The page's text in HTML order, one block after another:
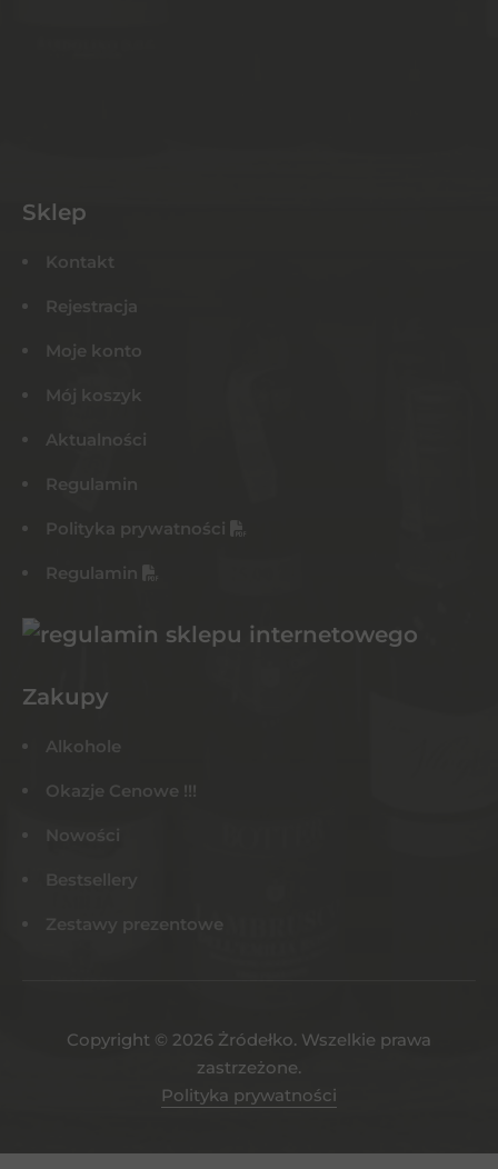
Sklep
Kontakt
Rejestracja
Moje konto
Mój koszyk
Aktualności
Regulamin
Polityka prywatności
Regulamin
Zakupy
Alkohole
Okazje Cenowe !!!
Nowości
Bestsellery
Zestawy prezentowe
Copyright © 2026 Żródełko. Wszelkie prawa
zastrzeżone.
Polityka prywatności